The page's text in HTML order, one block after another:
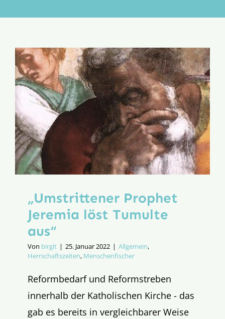
Aktion
„Umstrittener Prophet
Jeremia löst Tumulte
aus“
Von birgit | 25. Januar 2022 | Allgemein,
Herrschaftszeiten, Menschenfischer
Reformbedarf und Reformstreben
innerhalb der Katholischen Kirche - das
gab es bereits in vergleichbarer Weise